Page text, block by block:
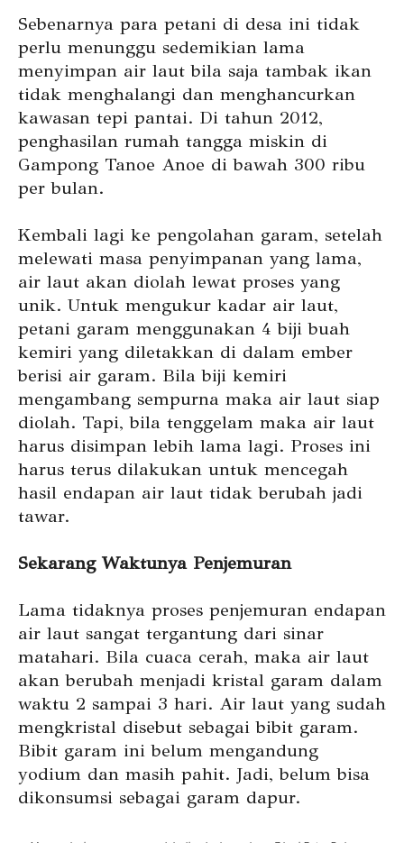
Sebenarnya para petani di desa ini tidak
perlu menunggu sedemikian lama
menyimpan air laut bila saja tambak ikan
tidak menghalangi dan menghancurkan
kawasan tepi pantai. Di tahun 2012,
penghasilan rumah tangga miskin di
Gampong Tanoe Anoe di bawah 300 ribu
per bulan.
Kembali lagi ke pengolahan garam, setelah
melewati masa penyimpanan yang lama,
air laut akan diolah lewat proses yang
unik. Untuk mengukur kadar air laut,
petani garam menggunakan 4 biji buah
kemiri yang diletakkan di dalam ember
berisi air garam. Bila biji kemiri
mengambang sempurna maka air laut siap
diolah. Tapi, bila tenggelam maka air laut
harus disimpan lebih lama lagi. Proses ini
harus terus dilakukan untuk mencegah
hasil endapan air laut tidak berubah jadi
tawar.
Sekarang Waktunya Penjemuran
Lama tidaknya proses penjemuran endapan
air laut sangat tergantung dari sinar
matahari. Bila cuaca cerah, maka air laut
akan berubah menjadi kristal garam dalam
waktu 2 sampai 3 hari. Air laut yang sudah
mengkristal disebut sebagai bibit garam.
Bibit garam ini belum mengandung
yodium dan masih pahit. Jadi, belum bisa
dikonsumsi sebagai garam dapur.